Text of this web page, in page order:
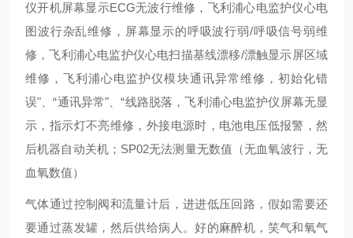
仪开机屏幕显示ECG无波行维修，飞利浦心电监护仪心电
图波行杂乱维修，屏幕显示的呼吸波行弱/呼吸信号弱维
修，飞利浦心电监护仪心电扫描基线漂移/漂触显示屏区域
维修，飞利浦心电监护仪模块通讯异常维修，初始化错
误"、“通讯异常"、“线路脱落，飞利浦心电监护仪屏幕无显
示，指示灯不亮维修，外接电源时，电池电压低报警，然
后机器自动关机；SP02无法测量无数值（无血氧波行，无
血氧数值）
气体通过控制阀和流量计后，进进低压回路，假如需要还
要通过蒸发罐，然后供给病人。好的麻醉机，笑气和氧气